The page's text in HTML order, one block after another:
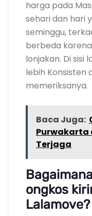
harga pada
sehari dan hari
seminggu,
berbeda
lonjakan. Di sisi
lebih Konsisten
memeriksanya.
Baca Juga:
Purwakarta
Terjaga
ongkos
Lalamove?